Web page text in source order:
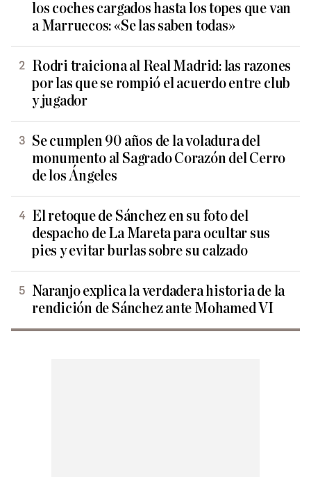
los coches cargados hasta los topes que van
a Marruecos: «Se las saben todas»
Rodri traiciona al Real Madrid: las razones
por las que se rompió el acuerdo entre club
y jugador
Se cumplen 90 años de la voladura del
monumento al Sagrado Corazón del Cerro
de los Ángeles
El retoque de Sánchez en su foto del
despacho de La Mareta para ocultar sus
pies y evitar burlas sobre su calzado
Naranjo explica la verdadera historia de la
rendición de Sánchez ante Mohamed VI